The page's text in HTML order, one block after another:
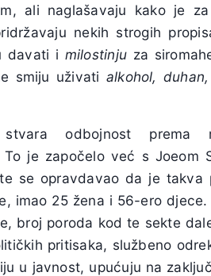
ali naglašavaju kako je
nekih strogih
davati i milostinju za
smiju uživati alkohol,
odbojnost prema
To je započelo već s Joeom
se opravdavao da je takva
imao 25 žena i 56-ero
broj poroda kod te sekte
pritisaka, službeno
u javnost, upućuju na